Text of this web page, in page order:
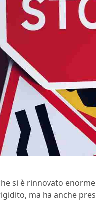
si è rinnovato
ma ha anche